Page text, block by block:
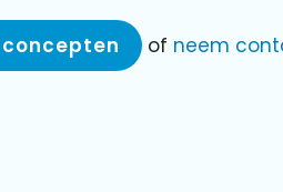
concepten of neem